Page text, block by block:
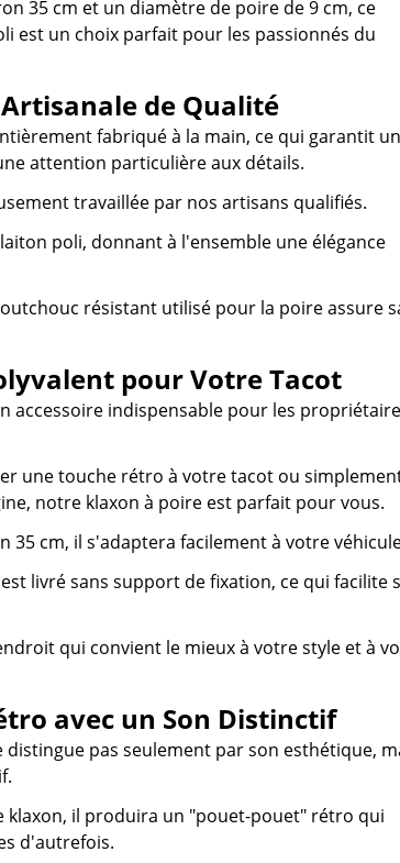
35 cm et un diamètre de poire de 9 cm, ce
est un choix parfait pour les passionnés du
de Qualité
fabriqué à la main, ce qui garantit
attention particulière aux détails.
travaillée par nos artisans qualifiés.
poli, donnant à l'ensemble une élégance
résistant utilisé pour la poire assure
pour Votre Tacot
accessoire indispensable pour les
une touche rétro à votre tacot ou
notre klaxon à poire est parfait pour vous.
35 cm, il s'adaptera facilement à votre
livré sans support de fixation, ce qui facilite
qui convient le mieux à votre style et à
avec un Son Distinctif
distingue pas seulement par son esthétique,
klaxon, il produira un "pouet-pouet" rétro qui
d'autrefois.